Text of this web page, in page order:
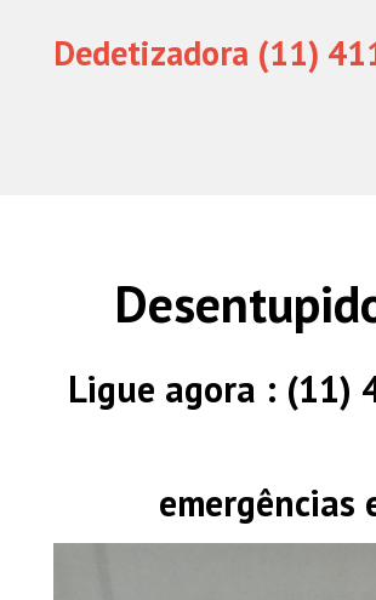
Dedetizadora (11)
Ligue agora : (11)